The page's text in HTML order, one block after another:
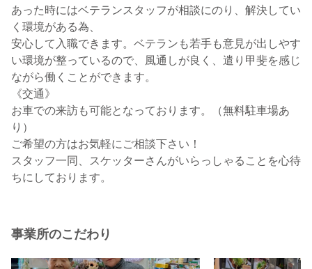
あった時にはベテランスタッフが相談にのり、解決してい
く環境がある為、
安心して入職できます。ベテランも若手も意見が出しやす
い環境が整っているので、風通しが良く、遣り甲斐を感じ
ながら働くことができます。
《交通》
お車での来訪も可能となっております。（無料駐車場あ
り）
ご希望の方はお気軽にご相談下さい！
スタッフ一同、スケッターさんがいらっしゃることを心待
ちにしております。
事業所のこだわり